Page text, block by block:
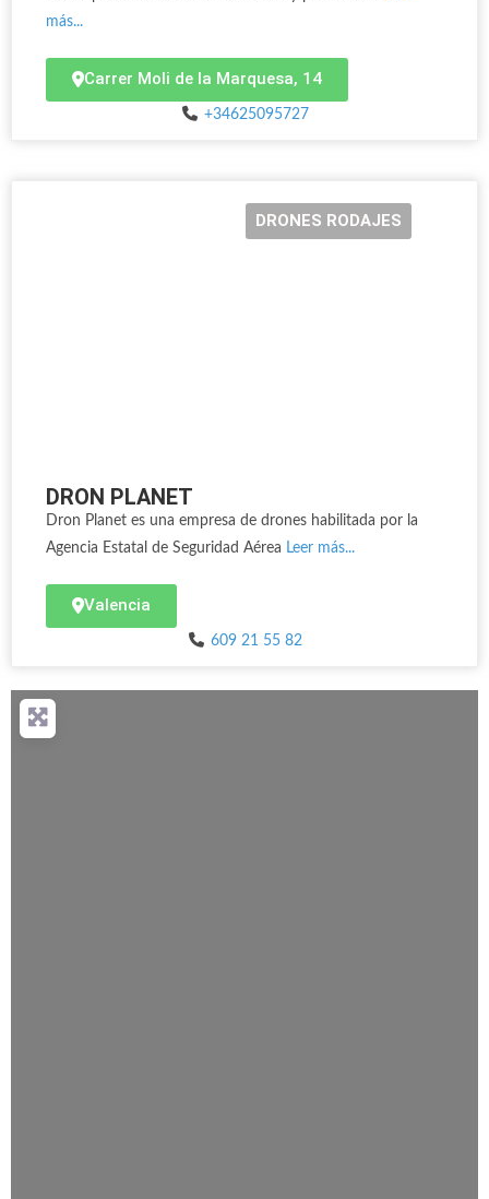
más...
Carrer Moli de la Marquesa, 14
+34625095727
DRONES RODAJES
DRON PLANET
Dron Planet es una empresa de drones habilitada por la
Agencia Estatal de Seguridad Aérea Leer más...
Valencia
609 21 55 82